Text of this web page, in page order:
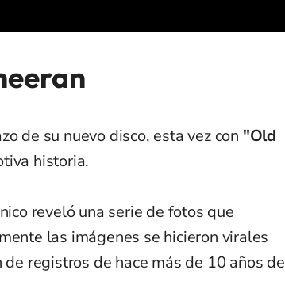
de su nuevo disco, esta vez con "Old
historia.
reveló una serie de fotos que
las imágenes se hicieron virales
registros de hace más de 10 años de